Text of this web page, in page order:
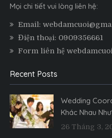
Mọi chi tiết vui lòng liên hệ:
Email:
Điện thoại: 0909356661
Form liên hệ
Recent Posts
Wedding
Khác Nhau
26 Tháng 3,